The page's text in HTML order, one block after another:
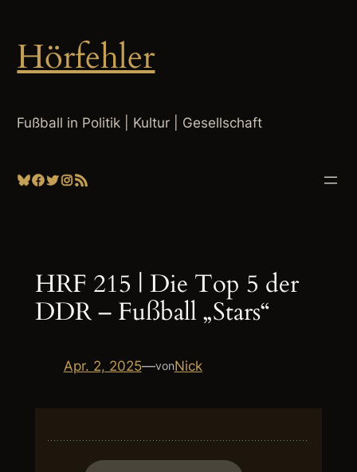
springen
Hörfehler
Fußball in Politik | Kultur | Gesellschaft
Bluesky
Facebook
Twitter
Instagram
RSS-Feed
HRF 215 | Die Top 5 der
DDR – Fußball „Stars“
Apr. 2, 2025—vonNick